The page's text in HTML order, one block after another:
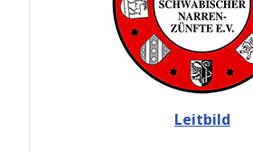
Leitbild